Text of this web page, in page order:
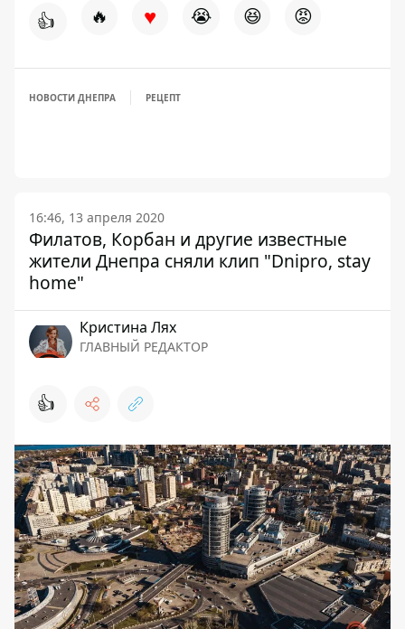
👍 🔥 ♥ 😭 😆 😡
НОВОСТИ ДНЕПРА РЕЦЕПТ
16:46, 13 апреля 2020
Филатов, Корбан и другие известные
жители Днепра сняли клип "Dnipro, stay
home"
Кристина Лях
ГЛАВНЫЙ РЕДАКТОР
👍